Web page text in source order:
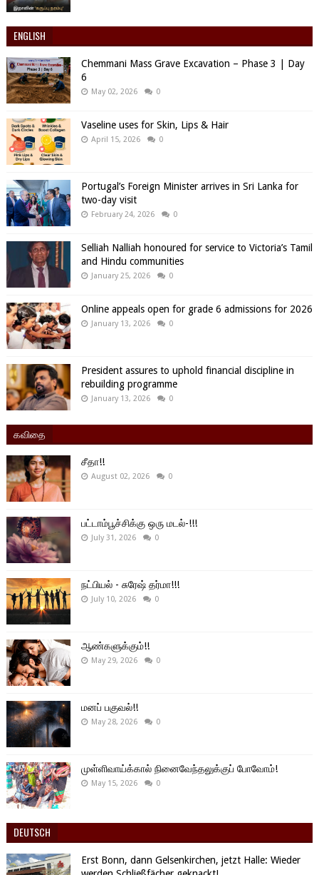
ENGLISH
Chemmani Mass Grave Excavation – Phase 3 | Day
6
May 02, 2026 0
Vaseline uses for Skin, Lips & Hair
April 15, 2026 0
Portugal’s Foreign Minister arrives in Sri Lanka for
two-day visit
February 24, 2026 0
Selliah Nalliah honoured for service to Victoria’s Tamil
and Hindu communities
January 25, 2026 0
Online appeals open for grade 6 admissions for 2026
January 13, 2026 0
President assures to uphold financial discipline in
rebuilding programme
January 13, 2026 0
கவிதை
சீதா!!
August 02, 2026 0
பட்டாம்பூச்சிக்கு ஒரு மடல்-!!!
July 31, 2026 0
நட்பியல் - சுரேஷ் தர்மா!!!
July 10, 2026 0
ஆண்களுக்கும்!!
May 29, 2026 0
மனப் பகுவல்!!
May 28, 2026 0
முள்ளிவாய்க்கால் நினைவேந்தலுக்குப் போவோம்!
May 15, 2026 0
DEUTSCH
Erst Bonn, dann Gelsenkirchen, jetzt Halle: Wieder